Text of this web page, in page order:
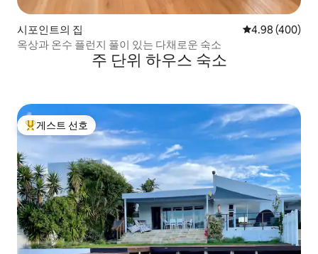
시포인트의 집 평점 4.98점(5
4.98 (400)
옥상과 온수 플런지 풀이 있는 다채로운 숙소
주 단위 하우스 숙소
상위 게스트 선호
게스트 선호